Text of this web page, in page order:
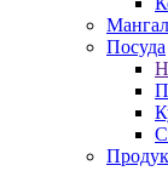
Посуда